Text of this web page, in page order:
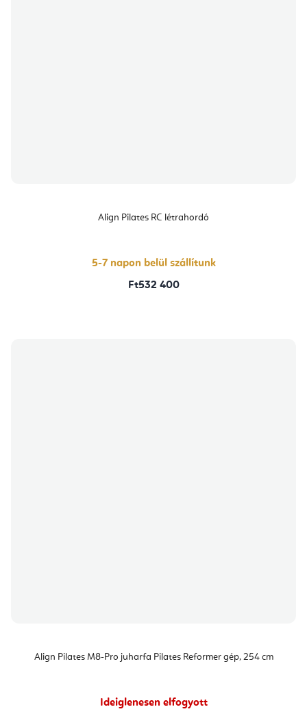
Align Pilates RC létrahordó
5-7 napon belül szállítunk
Ft532 400
Align Pilates M8-Pro juharfa Pilates Reformer gép, 254 cm
Ideiglenesen elfogyott